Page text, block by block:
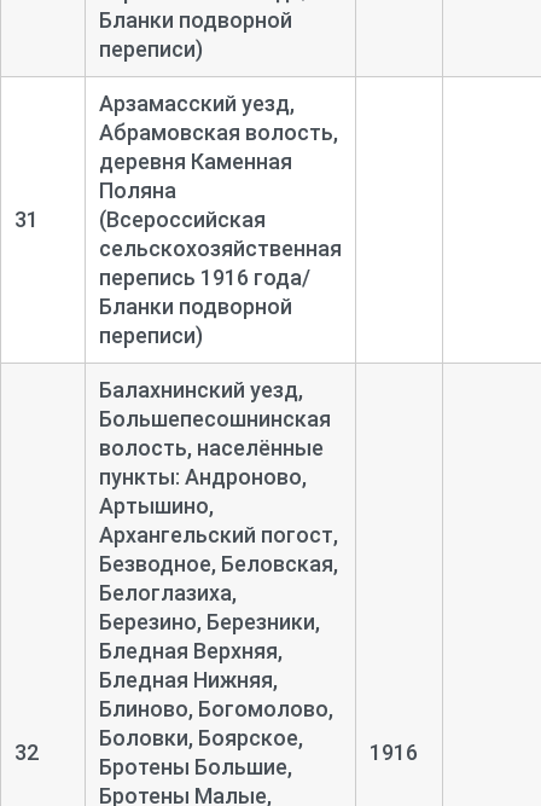
Бланки подворной
переписи)
31
Арзамасский уезд,
Абрамовская волость,
деревня Каменная
Поляна
(Всероссийская
сельскохозяйственная
перепись 1916 года/
Бланки подворной
переписи)
32
Балахнинский уезд,
Большепесошнинская
волость, населённые
пункты: Андроново,
Артышино,
Архангельский погост,
Безводное, Беловская,
Белоглазиха,
Березино, Березники,
Бледная Верхняя,
Бледная Нижняя,
Блиново, Богомолово,
Боловки, Боярское,
Бротены Большие,
Бротены Малые,
1916